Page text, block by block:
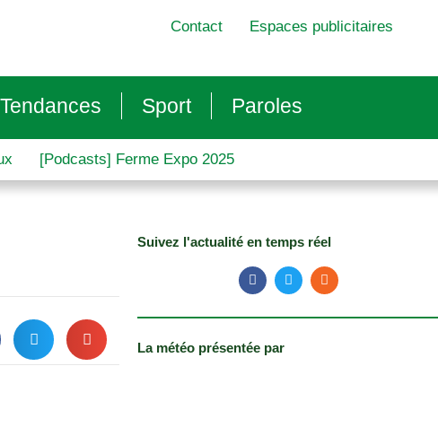
Contact Espaces publicitaires
Tendances Sport Paroles
[Podcasts] Ferme Expo 2025
Suivez l'actualité en temps réel
La météo présentée par